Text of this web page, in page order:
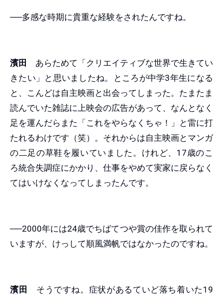
──多感な時期に貴重な経験をされたんですね。
濱田
あらためて「クリエイティブな世界で生きてい
きたい」と思いましたね。ところが中学3年生になる
と、こんどは自主映画と出会ってしまった。たまたま
読んでいた雑誌に上映会の広告があって、なんとなく
足を運んだらまた「これをやらなくちゃ！」と雷に打
たれるわけです（笑）。それからは自主映画とマンガ
の二足の草鞋を履いていました。けれど、17歳のこ
ろ統合失調症にかかり、仕事をやめて実家に戻らなく
てはいけなくなってしまったんです。
──2000年には24歳でちばてつや賞の佳作を取られて
いますが、けっして順風満帆ではなかったのですね。
濱田
そうですね。症状があるていど落ち着いた19